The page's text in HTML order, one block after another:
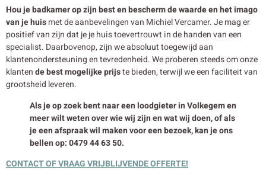
Hou je badkamer op zijn best en bescherm de waarde en het imago
van je huismet de aanbevelingen van Michiel Vercamer. Je mag er
positief van zijn dat je je huis toevertrouwt in de handen van een
specialist. Daarbovenop, zijn we absoluut toegewijd aan
klantenondersteuning en tevredenheid. We proberen steeds om onze
klantende best mogelijke prijste bieden, terwijl we een faciliteit van
grootsheid leveren.
Als je op zoek bent naar een loodgieter in Volkegem en
meer wilt weten over wie wij zijn en wat wij doen, of als
je een afspraak wil maken voor een bezoek, kan je ons
bellen op: 0479 44 63 50.
CONTACT OF VRAAG VRIJBLIJVENDE OFFERTE!